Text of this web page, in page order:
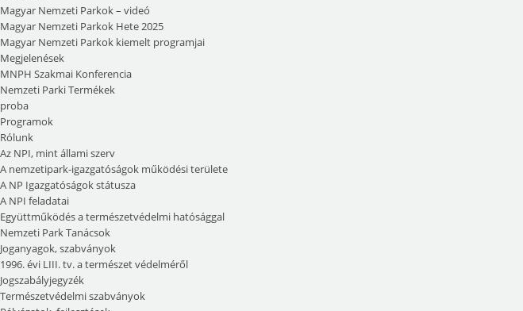
Magyar Nemzeti Parkok – videó
Magyar Nemzeti Parkok Hete 2025
Magyar Nemzeti Parkok kiemelt programjai
Megjelenések
MNPH Szakmai Konferencia
Nemzeti Parki Termékek
proba
Programok
Rólunk
Az NPI, mint állami szerv
A nemzetipark-igazgatóságok működési területe
A NP Igazgatóságok státusza
A NPI feladatai
Együttműködés a természetvédelmi hatósággal
Nemzeti Park Tanácsok
Joganyagok, szabványok
1996. évi LIII. tv. a természet védelméről
Jogszabályjegyzék
Természetvédelmi szabványok